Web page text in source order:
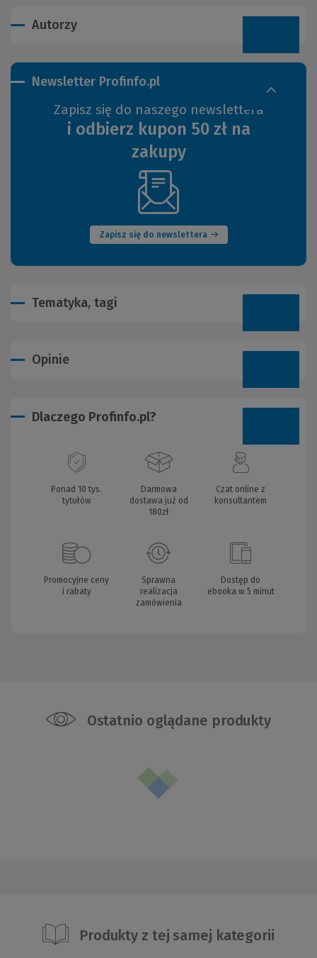
Autorzy
Newsletter Profinfo.pl
Zapisz się do naszego newslettera
i odbierz kupon 50 zł na
zakupy
Zapisz się do newslettera
(Nowe
okno)
Tematyka, tagi
Opinie
Dlaczego Profinfo.pl?
Ponad 10 tys.
tytułów
Darmowa
dostawa już od
180zł
Czat online z
konsultantem
Promocyjne ceny
i rabaty
Sprawna
realizacja
zamówienia
Dostęp do
ebooka w 5 minut
Ostatnio oglądane produkty
Produkty z tej samej kategorii